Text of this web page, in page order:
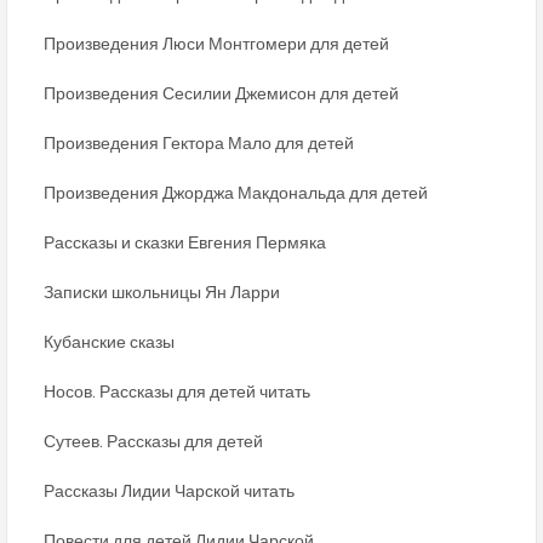
Произведения Люси Монтгомери для детей
Произведения Сесилии Джемисон для детей
Произведения Гектора Мало для детей
Произведения Джорджа Макдональда для детей
Рассказы и сказки Евгения Пермяка
Записки школьницы Ян Ларри
Кубанские сказы
Носов. Рассказы для детей читать
Сутеев. Рассказы для детей
Рассказы Лидии Чарской читать